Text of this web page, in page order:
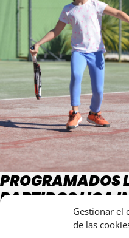
Gestionar el
de las
PROGRAMADOS
PARTIDOS LIGA
2 Y 3 DE
Publicado